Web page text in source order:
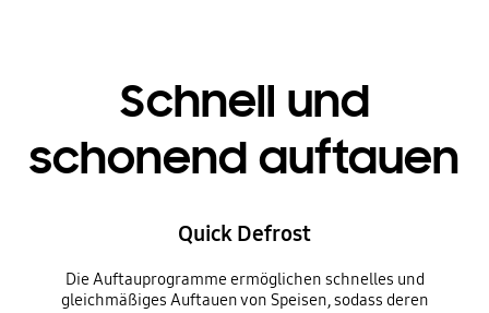
Schnell und
schonend auftauen
Quick Defrost
Die Auftauprogramme ermöglichen schnelles und
gleichmäßiges Auftauen von Speisen, sodass deren